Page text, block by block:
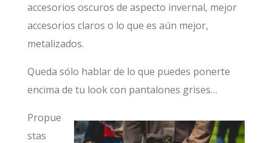
accesorios oscuros de aspecto invernal, mejor
accesorios claros o lo que es aún mejor,
metalizados.
Queda sólo hablar de lo que puedes ponerte
encima de tu look con pantalones grises…
Propue
stas